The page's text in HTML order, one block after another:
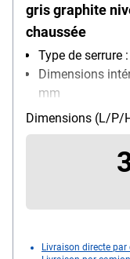
gris graphite
chaussée
Type de serrure
Dimensions
mm
Fixation :
Verrouillage : 3
Dimensions (L/P/
Livraison directe